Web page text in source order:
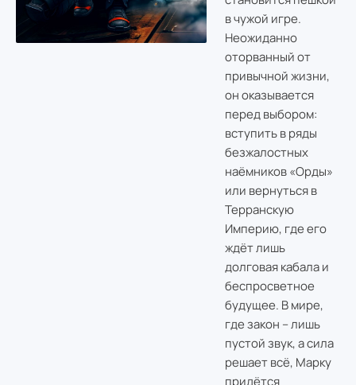
в чужой игре.
Неожиданно
оторванный от
привычной жизни,
он оказывается
перед выбором:
вступить в ряды
безжалостных
наёмников «Орды»
или вернуться в
Терранскую
Империю, где его
ждёт лишь
долговая кабала и
беспросветное
будущее. В мире,
где закон – лишь
пустой звук, а сила
решает всё, Марку
придётся